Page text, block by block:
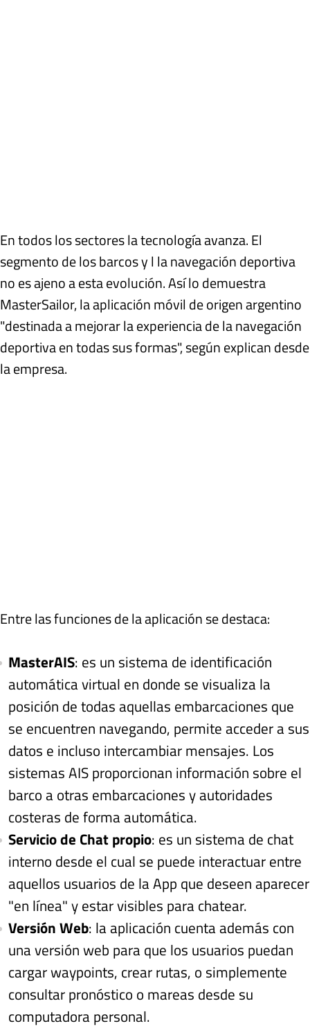
En todos los sectores la tecnología avanza. El
segmento de los barcos y l la navegación deportiva
no es ajeno a esta evolución. Así lo demuestra
MasterSailor, la aplicación móvil de origen argentino
"destinada a mejorar la experiencia de la navegación
deportiva en todas sus formas", según explican desde
la empresa.
Entre las funciones de la aplicación se destaca:
MasterAIS: es un sistema de identificación
automática virtual en donde se visualiza la
posición de todas aquellas embarcaciones que
se encuentren navegando, permite acceder a sus
datos e incluso intercambiar mensajes. Los
sistemas AIS proporcionan información sobre el
barco a otras embarcaciones y autoridades
costeras de forma automática.
Servicio de Chat propio: es un sistema de chat
interno desde el cual se puede interactuar entre
aquellos usuarios de la App que deseen aparecer
"en línea" y estar visibles para chatear.
Versión Web: la aplicación cuenta además con
una versión web para que los usuarios puedan
cargar waypoints, crear rutas, o simplemente
consultar pronóstico o mareas desde su
computadora personal.